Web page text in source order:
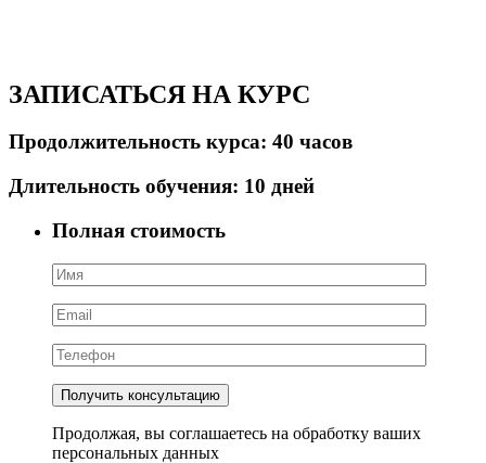
ЗАПИСАТЬСЯ НА КУРС
Продолжительность курса: 40 часов
Длительность обучения: 10 дней
Полная стоимость
Продолжая, вы соглашаетесь на обработку ваших
персональных данных